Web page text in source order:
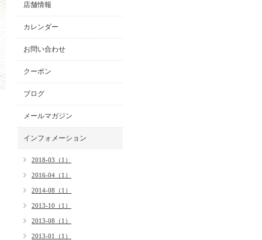
店舗情報
カレンダー
お問い合わせ
クーポン
ブログ
メールマガジン
インフォメーション
2018-03（1）
2016-04（1）
2014-08（1）
2013-10（1）
2013-08（1）
2013-01（1）